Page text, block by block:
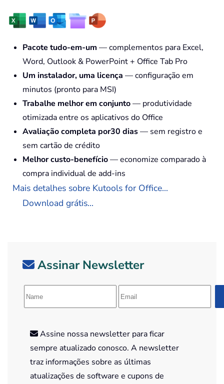
Pacote tudo-em-um — complementos para Excel,
Word, Outlook & PowerPoint + Office Tab Pro
Um instalador, uma licença — configuração em
minutos (pronto para MSI)
Trabalhe melhor em conjunto— produtividade
otimizada entre os aplicativos do Office
Avaliação completa por30 dias— sem registro e
sem cartão de crédito
Melhor custo-benefício— economize comparado à
compra individual de add-ins
Mais detalhes sobre Kutools for Office...
Download grátis...
Assinar Newsletter
Assine nossa newsletter para ficar
sempre atualizado conosco. A newsletter
traz informações sobre as últimas
atualizações de software e cupons de